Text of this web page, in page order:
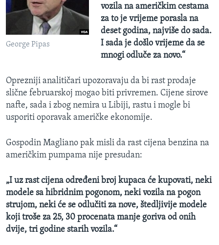
George Pipas
vozila na američkim cestama
za to je vrijeme porasla na
deset godina, najviše do sada.
I sada je došlo vrijeme da se
mnogi odluče za novo.“
Oprezniji analitičari upozoravaju da bi rast prodaje
slične februarskoj mogao biti privremen. Cijene sirove
nafte, sada i zbog nemira u Libiji, rastu i mogle bi
usporiti oporavak američke ekonomije.
Gospodin Magliano pak misli da rast cijena benzina na
američkim pumpama nije presudan:
„I uz rast cijena određeni broj kupaca će kupovati, neki
modele sa hibridnim pogonom, neki vozila na pogon
strujom, neki će se odlučiti za nove, štedljivije modele
koji troše za 25, 30 procenata manje goriva od onih
dvije, tri godine starih vozila.“